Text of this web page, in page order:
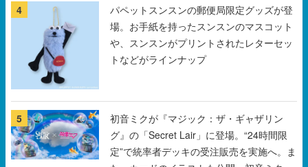
トなどがラインナップ
初音ミクが『マジック：ザ・ギャザリン
定”で統率者デッキの受注販売を実施へ。ま
た、カードのイラストも公開。初音ミクの
オリジナルデザイナーKEI氏をはじめ、さ
いとうなおき氏、八三氏も参加
すべて見る